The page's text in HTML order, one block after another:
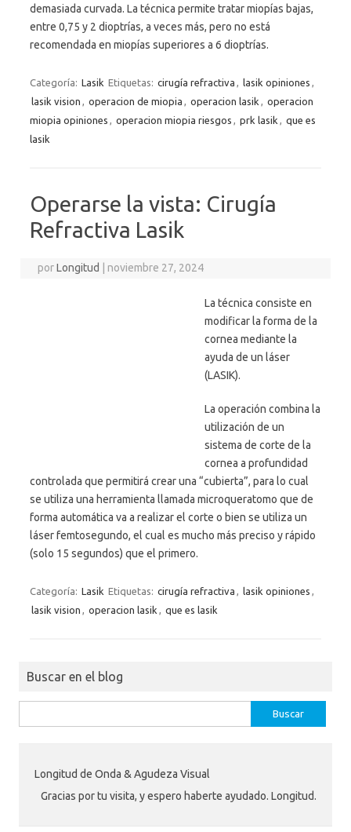
demasiada curvada. La técnica permite tratar miopías bajas,
entre 0,75 y 2 dioptrías, a veces más, pero no está
recomendada en miopías superiores a 6 dioptrías.
Categoría: Lasik Etiquetas: cirugía refractiva , lasik opiniones ,
lasik vision , operacion de miopia , operacion lasik , operacion
miopia opiniones , operacion miopia riesgos , prk lasik , que es
lasik
Operarse la vista: Cirugía
Refractiva Lasik
porLongitud noviembre 27, 2024
La técnica consiste en
modificar la forma de la
cornea mediante la
ayuda de un láser
(LASIK).
La operación combina la
utilización de un
sistema de corte de la
cornea a profundidad
controlada que permitirá crear una “cubierta”, para lo cual
se utiliza una herramienta llamada microqueratomo que de
forma automática va a realizar el corte o bien se utiliza un
láser femtosegundo, el cual es mucho más preciso y rápido
(solo 15 segundos) que el primero.
Categoría: Lasik Etiquetas: cirugía refractiva , lasik opiniones ,
lasik vision , operacion lasik , que es lasik
Buscar en el blog
Longitud de Onda & Agudeza Visual
Gracias por tu visita, y espero haberte ayudado. Longitud.